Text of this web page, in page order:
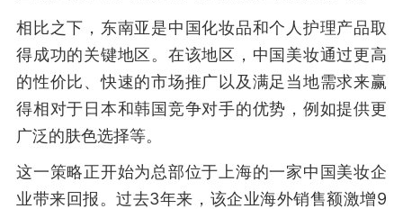
相比之下，东南亚是中国化妆品和个人护理产品取
得成功的关键地区。在该地区，中国美妆通过更高
的性价比、快速的市场推广以及满足当地需求来赢
得相对于日本和韩国竞争对手的优势，例如提供更
广泛的肤色选择等。
这一策略正开始为总部位于上海的一家中国美妆企
业带来回报。过去3年来，该企业海外销售额激增9